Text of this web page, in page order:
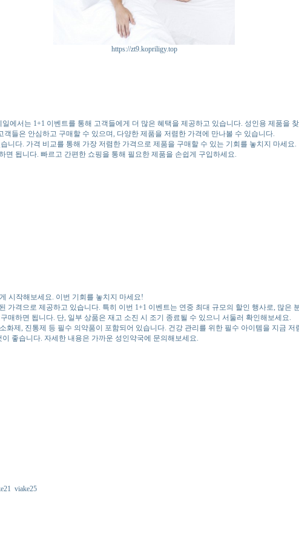
https://zt9.kopriligy.top
에서는 1+1 이벤트를 통해 고객들에게 더 많은 혜택을 제공하고 있습니다. 성인용 제품을
들은 안심하고 구매할 수 있으며, 다양한 제품을 저렴한 가격에 만나볼 수 있습니다.
다. 가격 비교를 통해 가장 저렴한 가격으로 제품을 구매할 수 있는 기회를 놓치지 마세요.
됩니다. 빠르고 간편한 쇼핑을 통해 필요한 제품을 손쉽게 구입하세요.
시작해보세요. 이번 기회를 놓치지 마세요!
격으로 제공하고 있습니다. 특히 이번 1+1 이벤트는 연중 최대 규모의 할인 행사로, 많은
하면 됩니다. 단, 일부 상품은 재고 소진 시 조기 종료될 수 있으니 서둘러 확인해보세요.
제, 진통제 등 필수 의약품이 포함되어 있습니다. 건강 관리를 위한 필수 아이템을 지금 저
좋습니다. 자세한 내용은 가까운 성인약국에 문의해보세요.
viake25